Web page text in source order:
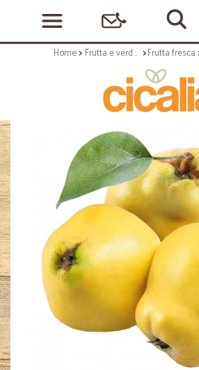
Home Frutta e verdura Frutta fresca